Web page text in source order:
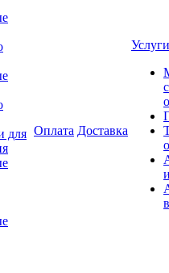
для Оплата Доставка
Услуги